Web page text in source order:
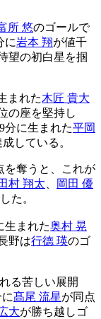
所 悠のゴールで
に岩本 翔が値千
望の初白星を掴
まれた木匠 貴大
の座を堅持し
分に生まれた平岡
している。
を奪うと、これが
村 翔太
岡田 優
た。
生まれた奥村 晃
野は行德 瑛のゴ
る苦しい展開
髙尾 流星が同点
大が勝ち越しゴ